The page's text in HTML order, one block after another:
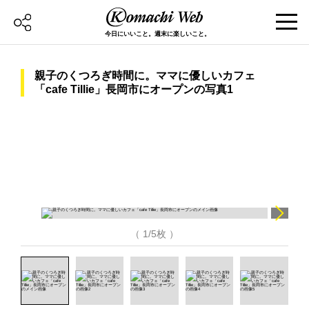
今日にいいこと。週末に楽しいこと。
親子のくつろぎ時間に。ママに優しいカフェ
「cafe Tillie」長岡市にオープンの写真1
（ 1/5枚 ）